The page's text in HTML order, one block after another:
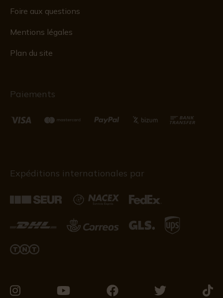
Foire aux questions
Mentions légales
Plan du site
Paiements
Expéditions internationales par